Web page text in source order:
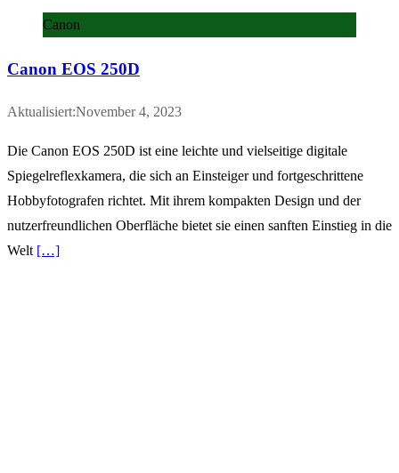
Canon
Canon EOS 250D
Aktualisiert:November 4, 2023
Die Canon EOS 250D ist eine leichte und vielseitige digitale
Spiegelreflexkamera, die sich an Einsteiger und fortgeschrittene
Hobbyfotografen richtet. Mit ihrem kompakten Design und der
nutzerfreundlichen Oberfläche bietet sie einen sanften Einstieg in die
Welt […]